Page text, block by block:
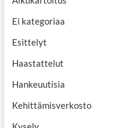
Ei kategoriaa
Esittelyt
Haastattelut
Hankeuutisia
Kehittämisverkosto